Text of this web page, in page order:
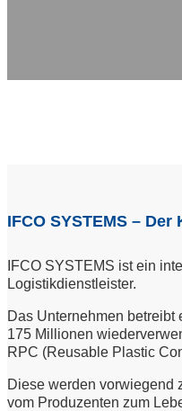
IFCO SYSTEMS – Der
IFCO SYSTEMS ist ein
Logistikdienstleister.
Das Unternehmen
175 Millionen
RPC (Reusable Plastic
Diese werden vorwiegend
vom Produzenten zum